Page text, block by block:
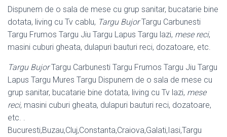
Dispunem de o sala de mese cu grup sanitar, bucatarie bine
dotata, living cu Tv cablu, Targu BujorTargu Carbunesti
Targu Frumos Targu Jiu Targu Lapus Targu lazi, mese reci,
masini cuburi gheata, dulapuri bauturi reci, dozatoare, etc.
Targu BujorTargu Carbunesti Targu Frumos Targu Jiu Targu
Lapus Targu Mures Targu Dispunem de o sala de mese cu
grup sanitar, bucatarie bine dotata, living cu Tv lazi, mese
reci, masini cuburi gheata, dulapuri bauturi reci, dozatoare,
etc. .
Bucuresti,Buzau,Cluj,Constanta,Craiova,Galati,Iasi,Targu